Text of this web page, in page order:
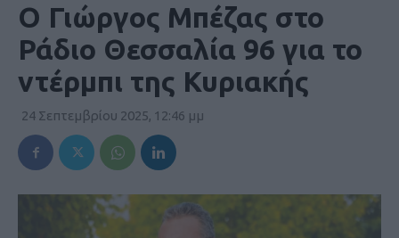
Ο Γιώργος Μπέζας στο
Ράδιο Θεσσαλία 96 για το
ντέρμπι της Κυριακής
24 Σεπτεμβρίου 2025, 12:46 μμ